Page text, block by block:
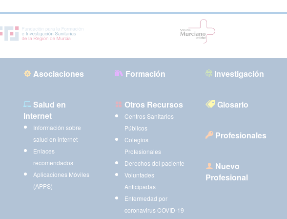
Asociaciones Formación Investigación
Salud en
Internet
Información sobre
salud en internet
Enlaces
recomendados
Aplicaciones Móviles
(APPS)
Otros Recursos
Centros Sanitarios
Públicos
Colegios
Profesionales
Derechos del paciente
Voluntades
Anticipadas
Enfermedad por
coronavirus COVID-19
Glosario
Profesionales
Nuevo
Profesional